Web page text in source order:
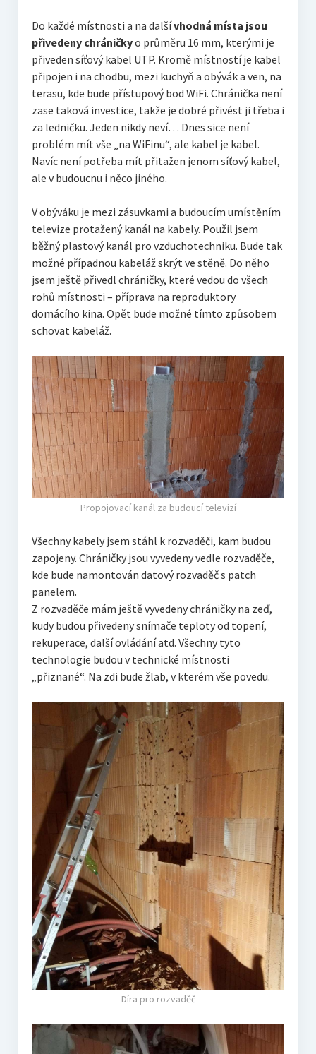
Do každé místnosti a na dalšívhodná místa jsou
přivedeny chráničkyo průměru 16 mm, kterými je
přiveden síťový kabel UTP. Kromě místností je kabel
připojen i na chodbu, mezi kuchyň a obývák a ven, na
terasu, kde bude přístupový bod WiFi. Chránička není
zase taková investice, takže je dobré přivést ji třeba i
za ledničku. Jeden nikdy neví… Dnes sice není
problém mít vše „na WiFinu“, ale kabel je kabel.
Navíc není potřeba mít přitažen jenom síťový kabel,
ale v budoucnu i něco jiného.
V obýváku je mezi zásuvkami a budoucím umístěním
televize protažený kanál na kabely. Použil jsem
běžný plastový kanál pro vzduchotechniku. Bude tak
možné případnou kabeláž skrýt ve stěně. Do něho
jsem ještě přivedl chráničky, které vedou do všech
rohů místnosti – příprava na reproduktory
domácího kina. Opět bude možné tímto způsobem
schovat kabeláž.
Propojovací kanál za budoucí televizí
Všechny kabely jsem stáhl k rozvaděči, kam budou
zapojeny. Chráničky jsou vyvedeny vedle rozvaděče,
kde bude namontován datový rozvaděč s patch
panelem.
Z rozvaděče mám ještě vyvedeny chráničky na zeď,
kudy budou přivedeny snímače teploty od topení,
rekuperace, další ovládání atd. Všechny tyto
technologie budou v technické místnosti
„přiznané“. Na zdi bude žlab, v kterém vše povedu.
Díra pro rozvaděč